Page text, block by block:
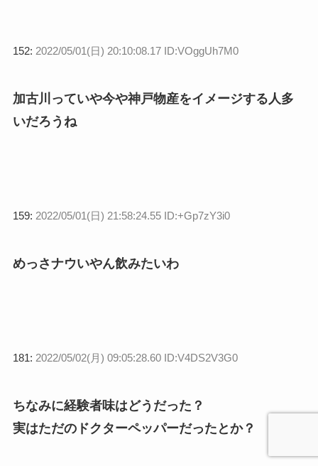
152: 2022/05/01(日) 20:10:08.17 ID:VOggUh7M0
加古川っていや今や神戸物産をイメージする人多
いだろうね
159: 2022/05/01(日) 21:58:24.55 ID:+Gp7zY3i0
めっさナウいやん飲みたいわ
181: 2022/05/02(月) 09:05:28.60 ID:V4DS2V3G0
ちなみに経験者味はどうだった？
実はただのドクターペッパーだったとか？